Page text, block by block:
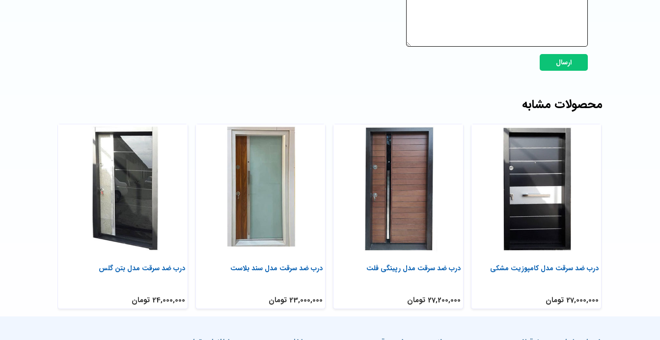
ارسال
محصولات مشابه
درب ضد سرقت مدل بتن گلس
24,000,000 تومان
درب ضد سرقت مدل سند بلاست
23,000,000 تومان
درب ضد سرقت مدل رپینگی فلت
27,200,000 تومان
درب ضد سرقت مدل کامپوزیت مشکی
27,000,000 تومان